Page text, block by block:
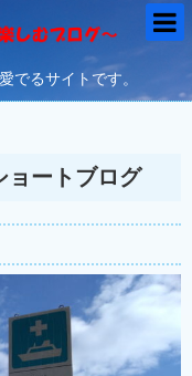
でるサイトです。
ートブログ